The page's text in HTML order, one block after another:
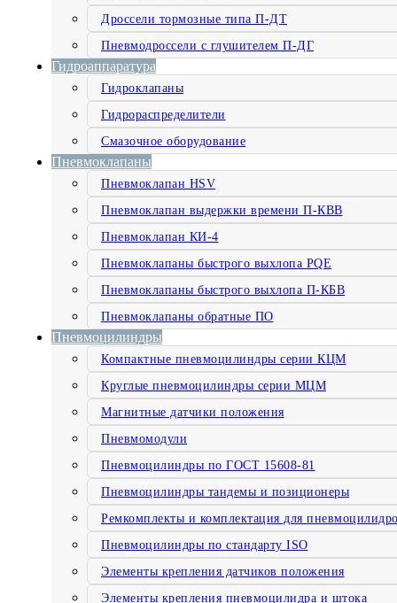
Дроссели тормозные типа П-ДТ
Пневмодроссели с глушителем П-ДГ
Гидроаппаратура
Гидроклапаны
Гидрораспределители
Смазочное оборудование
Пневмоклапаны
Пневмоклапан HSV
Пневмоклапан выдержки времени П-КВВ
Пневмоклапан КИ-4
Пневмоклапаны быстрого выхлопа PQE
Пневмоклапаны быстрого выхлопа П-КБВ
Пневмоклапаны обратные ПО
Пневмоцилиндры
Компактные пневмоцилиндры серии КЦМ
Круглые пневмоцилиндры серии МЦМ
Магнитные датчики положения
Пневмомодули
Пневмоцилиндры по ГОСТ 15608-81
Пневмоцилиндры тандемы и позиционеры
Ремкомплекты и комплектация для
Пневмоцилиндры по стандарту ISO
Элементы крепления датчиков положения
Элементы крепления пневмоцилидра и штока